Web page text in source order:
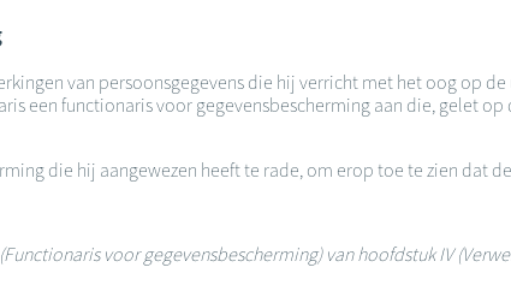
van persoonsgegevens die hij verricht met het oog op
een functionaris voor gegevensbescherming aan die, gelet
die hij aangewezen heeft te rade, om erop toe te zien dat
voor gegevensbescherming) van hoofdstuk IV